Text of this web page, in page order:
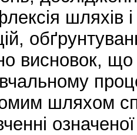
шляхів
висновок, що
шляхом